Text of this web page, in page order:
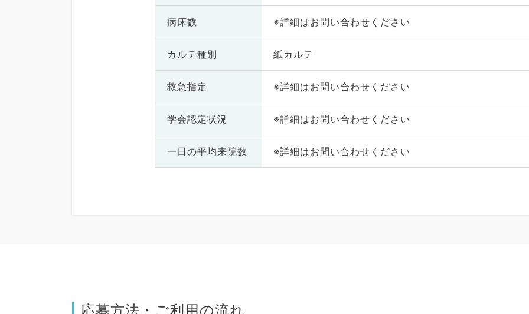
病床数 ※詳細はお問い合わせください
カルテ種別 紙カルテ
救急指定 ※詳細はお問い合わせください
学会認定状況 ※詳細はお問い合わせください
一日の平均来院数 ※詳細はお問い合わせください
応募方法・ご利用の流れ